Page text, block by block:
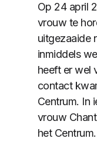
Op 24 april
vrouw te
uitgezaaide
inmiddels
heeft er wel
contact
Centrum. In
vrouw
het